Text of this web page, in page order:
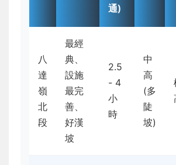
通)
八
達
嶺
北
段
最經
典、
設施
最完
善、
好漢
坡
2.5
- 4
小
時
中
高
(多
陡
坡)